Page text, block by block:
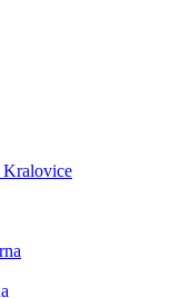
Kralovice